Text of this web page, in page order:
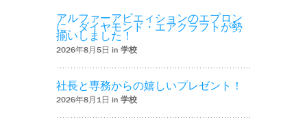
アルファーアビエィションのエプロン
に、ダイヤモンド・エアクラフトが勢
揃いしました！
2026年8月5日 in 学校
社長と専務からの嬉しいプレゼント！
2026年8月1日 in 学校